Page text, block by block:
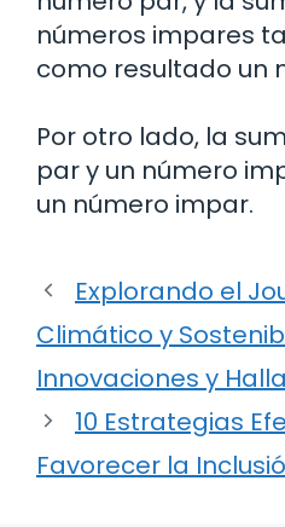
números impares
como resultado un
Por otro lado, la
par y un número
un número impar.
Explorando el
Climático y
Innovaciones y
10 Estrategias
Favorecer la